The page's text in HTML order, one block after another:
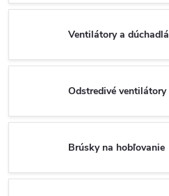
Ventilátory a dúchadlá
Odstredivé ventilátory
Brúsky na hobľovanie